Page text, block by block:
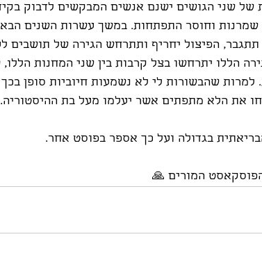
של שני הגושים ישנם אנשים המבקשים לדבוק
וחוסר התפתחות. במשך עשרות השנים
הפיצול יחריף ותתרחש הגירה של תושבים
הללו יתרחשו בצל קרבות בין שני המחנות
שהבשורות לי לא נשמעות חיוביות סופן
את הלא מתפתים אשר יעלמו מעל בת
בגדולה ועל כך אספר בפוסט אחר.
המורים 🙏